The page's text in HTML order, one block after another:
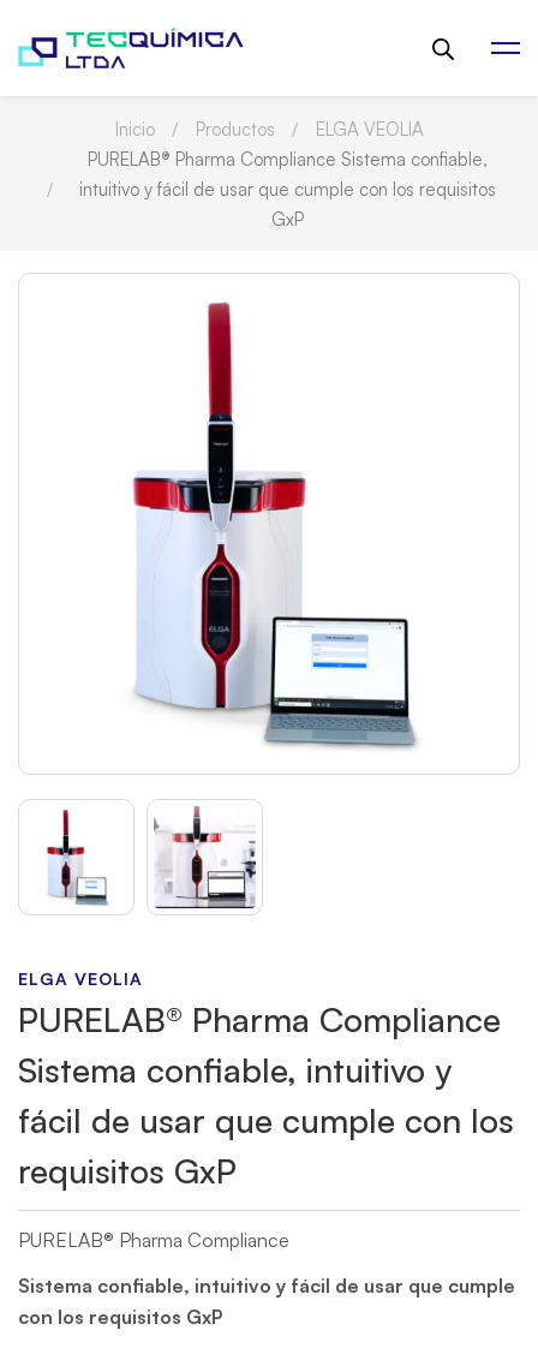
Inicio Productos
ELGA VEOLIA
PURELAB® Pharma Compliance Sistema confiable,
intuitivo y fácil de usar que cumple con los requisitos
GxP
ELGA VEOLIA
PURELAB® Pharma Compliance
Sistema confiable, intuitivo y
fácil de usar que cumple con los
requisitos GxP
PURELAB® Pharma Compliance
Sistema confiable, intuitivo y fácil de usar que cumple
con los requisitos GxP